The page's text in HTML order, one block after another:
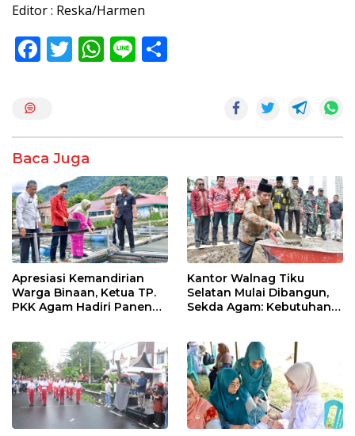
Editor : Reska/Harmen
F
o
o
k
T W
p
p
Li
Baca Juga
Apresiasi Kemandirian
Warga Binaan, Ketua TP.
PKK Agam Hadiri Panen
Kantor Walnag Tiku
Selatan Mulai Dibangun,
Sekda Agam: Kebutuhan